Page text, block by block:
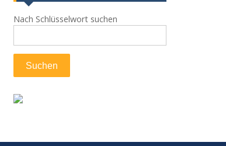
Nach Schlüsselwort suchen